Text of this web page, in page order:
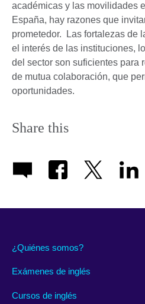
académicas y las movilidades
España, hay razones que
prometedor. Las fortalezas de
el interés de las instituciones,
del sector son suficientes para
de mutua colaboración, que
oportunidades.
Share this
¿Quiénes somos?
Exámenes de inglés
Cursos de inglés